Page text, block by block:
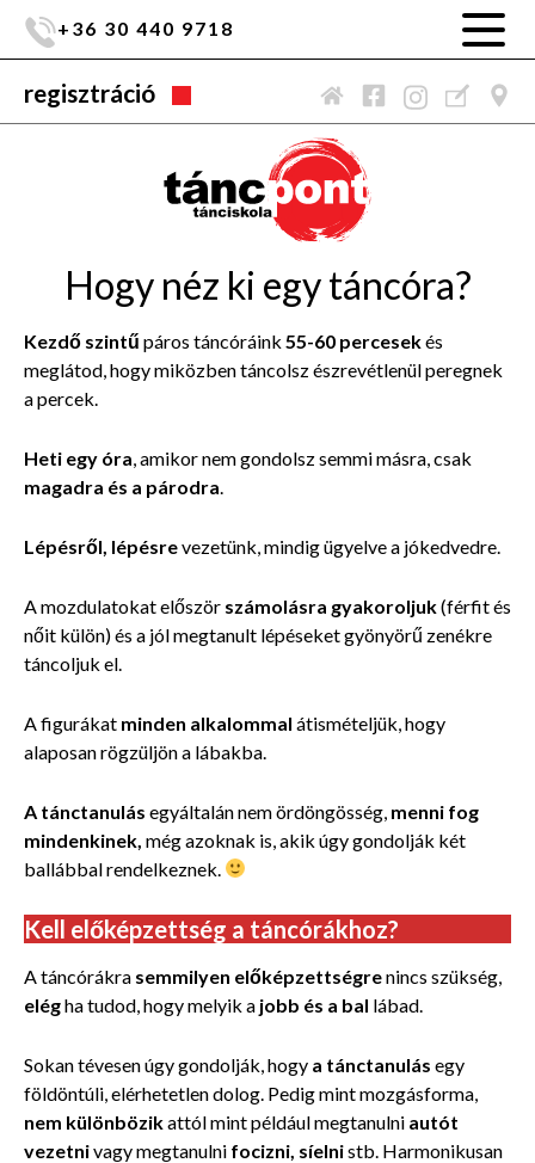
+36 30 440 9718
regisztráció
Hogy néz ki egy táncóra?
Kezdő szintű páros táncóráink 55-60 percesekés
meglátod, hogy miközben táncolsz észrevétlenül peregnek
a percek.
Heti egy óra, amikor nem gondolsz semmi másra, csak
magadra és a párodra.
Lépésről, lépésrevezetünk, mindig ügyelve a jókedvedre.
A mozdulatokat először számolásra gyakoroljuk(férfit és
nőit külön) és a jól megtanult lépéseket gyönyörű zenékre
táncoljuk el.
A figurákat minden alkalommal átismételjük, hogy
alaposan rögzüljön a lábakba.
A tánctanulás egyáltalán nem ördöngösség, menni fog
mindenkinek, még azoknak is, akik úgy gondolják két
ballábbal rendelkeznek.
Kell előképzettség a táncórákhoz?
A táncórákra semmilyen előképzettségrenincs szükség,
elégha tudod, hogy melyik a jobb és a bal lábad.
Sokan tévesen úgy gondolják, hogy a tánctanulás egy
földöntúli, elérhetetlen dolog. Pedig mint mozgásforma,
nem különbözikattól mint például megtanulni autót
vezetnivagy megtanulni focizni, síelnistb. Harmonikusan